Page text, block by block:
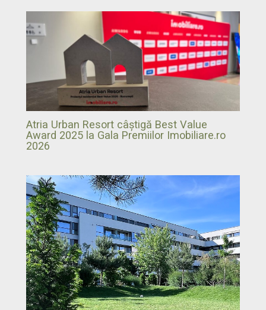
Atria Urban Resort câștigă Best Value
Award 2025 la Gala Premiilor Imobiliare.ro
2026